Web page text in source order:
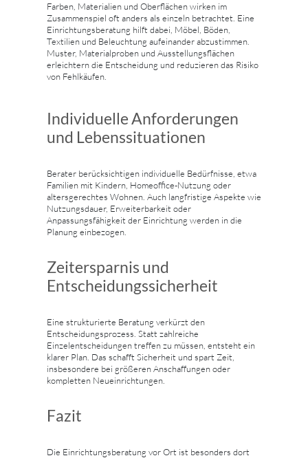
Farben, Materialien und Oberflächen wirken im
Zusammenspiel oft anders als einzeln betrachtet. Eine
Einrichtungsberatung hilft dabei, Möbel, Böden,
Textilien und Beleuchtung aufeinander abzustimmen.
Muster, Materialproben und Ausstellungsflächen
erleichtern die Entscheidung und reduzieren das Risiko
von Fehlkäufen.
Individuelle Anforderungen
und Lebenssituationen
Berater berücksichtigen individuelle Bedürfnisse, etwa
Familien mit Kindern, Homeoffice-Nutzung oder
altersgerechtes Wohnen. Auch langfristige Aspekte wie
Nutzungsdauer, Erweiterbarkeit oder
Anpassungsfähigkeit der Einrichtung werden in die
Planung einbezogen.
Zeitersparnis und
Entscheidungssicherheit
Eine strukturierte Beratung verkürzt den
Entscheidungsprozess. Statt zahlreiche
Einzelentscheidungen treffen zu müssen, entsteht ein
klarer Plan. Das schafft Sicherheit und spart Zeit,
insbesondere bei größeren Anschaffungen oder
kompletten Neueinrichtungen.
Fazit
Die Einrichtungsberatung vor Ort ist besonders dort